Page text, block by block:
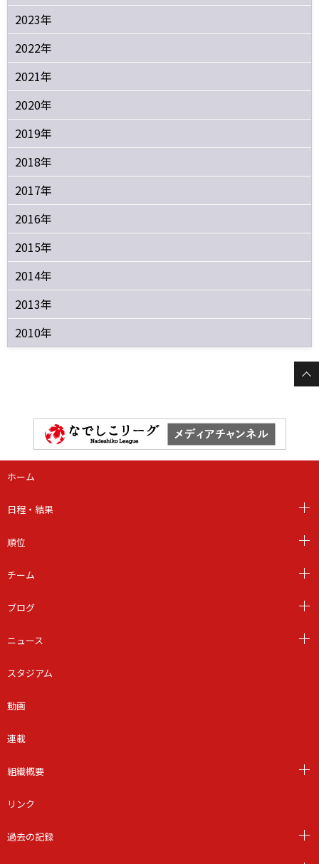
2023年
2022年
2021年
2020年
2019年
2018年
2017年
2016年
2015年
2014年
2013年
2010年
ホーム
日程・結果
順位
チーム
ブログ
ニュース
スタジアム
動画
連載
組織概要
リンク
過去の記録